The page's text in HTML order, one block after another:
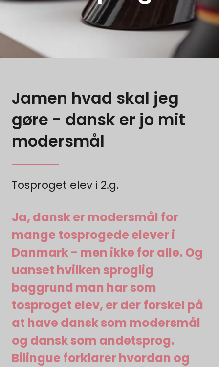
Jamen hvad skal jeg
gøre - dansk er jo mit
modersmål
Tosproget elev i 2.g.
Ja, dansk er modersmål for
mange tosprogede elever i
Danmark - men ikke for alle. Og
uanset hvilken sproglig
baggrund man har som
tosproget elev, er der forskel på
at have dansk som modersmål
og dansk som andetsprog.
Bilingue forklarer hvordan og